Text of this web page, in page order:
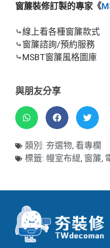
窗簾裝修訂製的專家《
⤷線上看各種窗簾款式
⤷窗簾諮詢/預約服務
⤷MSBT窗簾風格圖庫
與朋友分享
類別: 夯選物, 看專欄
標籤: 幔室布緹, 窗簾,